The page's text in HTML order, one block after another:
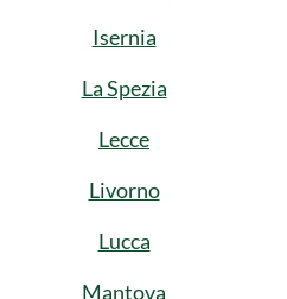
Isernia
La Spezia
Lecce
Livorno
Lucca
Mantova